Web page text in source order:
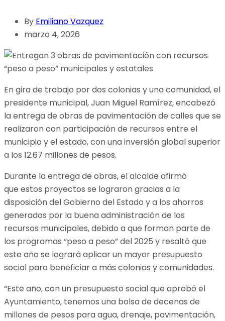
By Emiliano Vazquez
marzo 4, 2026
En gira de trabajo por dos colonias y una comunidad, el
presidente municipal, Juan Miguel Ramírez, encabezó
la entrega de obras de pavimentación de calles que se
realizaron con participación de recursos entre el
municipio y el estado, con una inversión global superior
a los 12.67 millones de pesos.
Durante la entrega de obras, el alcalde afirmó
que estos proyectos se lograron gracias a la
disposición del Gobierno del Estado y a los ahorros
generados por la buena administración de los
recursos municipales, debido a que forman parte de
los programas “peso a peso” del 2025 y resaltó que
este año se logrará aplicar un mayor presupuesto
social para beneficiar a más colonias y comunidades.
“Este año, con un presupuesto social que aprobó el
Ayuntamiento, tenemos una bolsa de decenas de
millones de pesos para agua, drenaje, pavimentación,